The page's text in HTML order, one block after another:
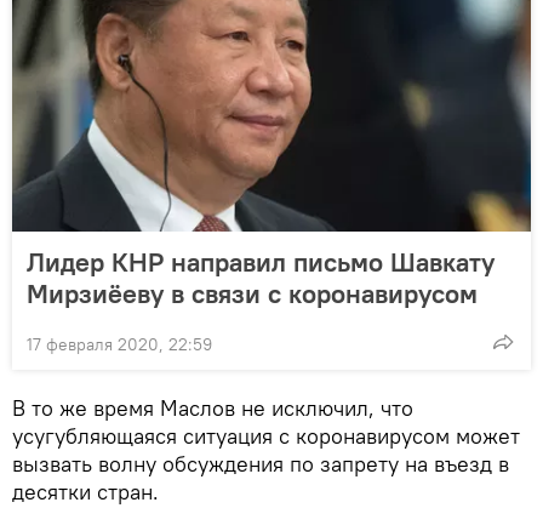
Лидер КНР направил письмо Шавкату
Мирзиёеву в связи с коронавирусом
17 февраля 2020, 22:59
В то же время Маслов не исключил, что
усугубляющаяся ситуация с коронавирусом может
вызвать волну обсуждения по запрету на въезд в
десятки стран.